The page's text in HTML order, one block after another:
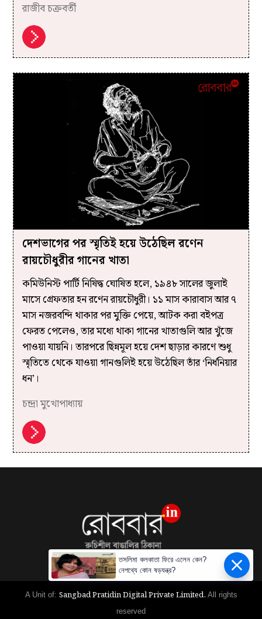
রাজীব চক্রবর্তী
দেশভাগের পর স্মৃতিই হয়ে উঠেছিল রণেন
রায়চৌধুরীর গানের খাতা
কমিউনিস্ট পার্টি নিষিদ্ধ ঘোষিত হলে, ১৯৪৮ সালের জুলাই
মাসে গ্রেফতার হন রণেন রায়চৌধুরী। ১১ মাস কারাবাস আর ৭
মাস নজরবন্দি থাকার পর মুক্তি পেয়ে, আটক করা বইপত্র
ফেরত পেলেও, তার মধ্যে থাকা গানের খাতাগুলি আর খুঁজে
পাওয়া যায়নি। তারপরে ছিন্নমূল হয়ে দেশ ছাড়ার কারণে শুধু
স্মৃতিতে থেকে যাওয়া গানগুলিই হয়ে উঠেছিল তাঁর ‘নির্ধনিয়ার
ধন’।
চন্দ্রা মুখোপাধ্যায়
A Unit of: Sangbad Pratidin Digital Private Limited. All rights
reserved
তসলিমা কলকাতা ফিরে এলেন কেন?
নেপথ্যে কোন ষড়যন্ত্র?